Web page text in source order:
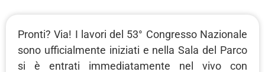
Pronti? Via! I lavori del 53° Congresso Nazionale
sono ufficialmente iniziati e nella Sala del Parco
si è entrati immediatamente nel vivo con